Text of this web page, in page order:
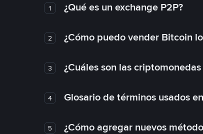
1 ¿Qué es un exchange P2P?
2 ¿Cómo puedo vender Bitcoin
3 ¿Cuáles son las
4 Glosario de términos usados
5 ¿Cómo agregar nuevos